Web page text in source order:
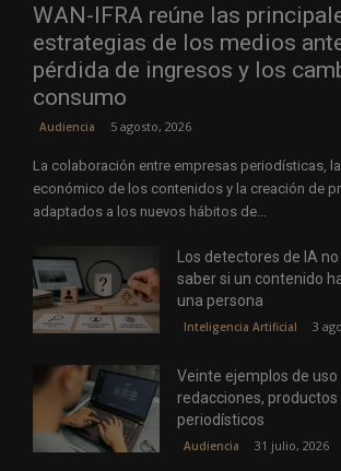
WAN-IFRA reúne las
estrategias de los medios
pérdida de ingresos y los
consumo
Audiencia 5 agosto, 2026
La colaboración entre empresas periodísticas,
económico de los contenidos y la creación de
adaptados a los nuevos hábitos de...
Los detectores de IA
saber si un contenido
una persona
Inteligencia Artificial 3
Veinte ejemplos de uso
redacciones, productos
periodísticos
Audiencia 31 julio, 2026